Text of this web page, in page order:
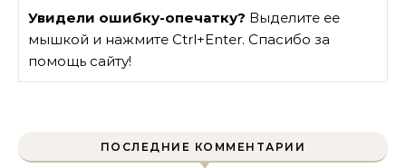
Увидели ошибку-опечатку? Выделите ее
мышкой и нажмите Ctrl+Enter. Спасибо за
помощь сайту!
ПОСЛЕДНИЕ КОММЕНТАРИИ